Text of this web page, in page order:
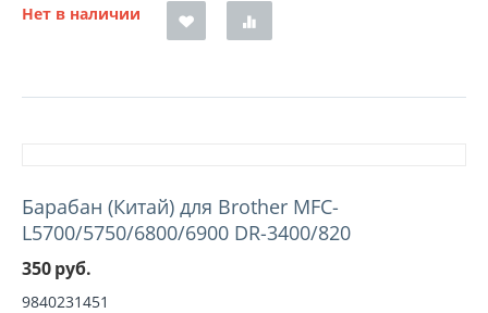
Нет в наличии
Барабан (Китай) для Brother MFC-
L5700/5750/6800/6900 DR-3400/820
350руб.
9840231451